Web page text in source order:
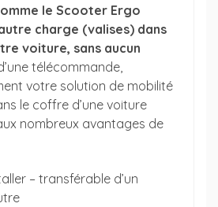
le Scooter Ergo
charge (valises) dans
voiture, sans aucun
télécommande,
votre solution de mobilité
le coffre d’une voiture
nombreux avantages de
– transférable d’un